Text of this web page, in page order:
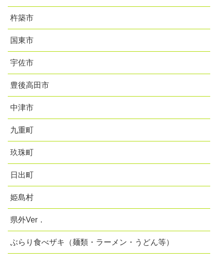
杵築市
国東市
宇佐市
豊後高田市
中津市
九重町
玖珠町
日出町
姫島村
県外Ver．
ぶらり食べザキ（麺類・ラーメン・うどん等）